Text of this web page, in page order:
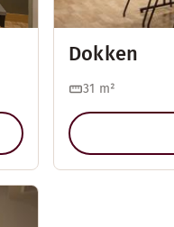
Dokken
31 m²